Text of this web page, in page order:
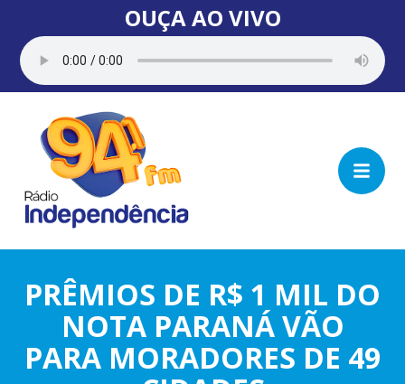
OUÇA AO VIVO
PRÊMIOS DE R$ 1 MIL DO
NOTA PARANÁ VÃO
PARA MORADORES DE 49